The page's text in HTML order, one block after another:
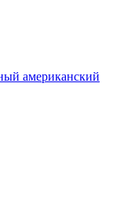
американский